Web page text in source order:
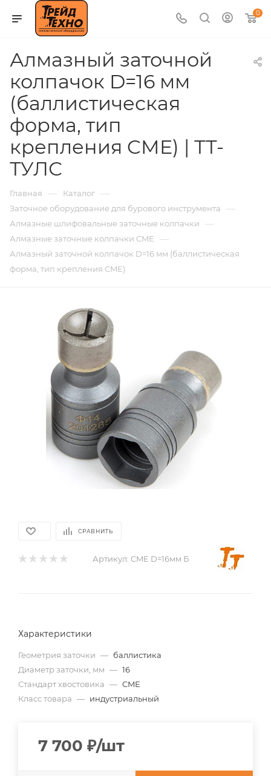
0
Алмазный заточной
колпачок D=16 мм
(баллистическая
форма, тип
крепления CME) | ТТ-
ТУЛС
Главная — Каталог —
Заточное оборудование для бурового инструмента —
Алмазные шлифовальные заточные колпачки —
Алмазные заточные колпачки CME —
Алмазный заточной колпачок D=16 мм (баллистическая
форма, тип крепления CME)
СРАВНИТЬ
Артикул: CME D=16мм Б
Характеристики
Геометрия заточки — баллистика
Диаметр заточки, мм — 16
Стандарт хвостовика — CME
Класс товара — индустриальный
7 700 ₽/шт